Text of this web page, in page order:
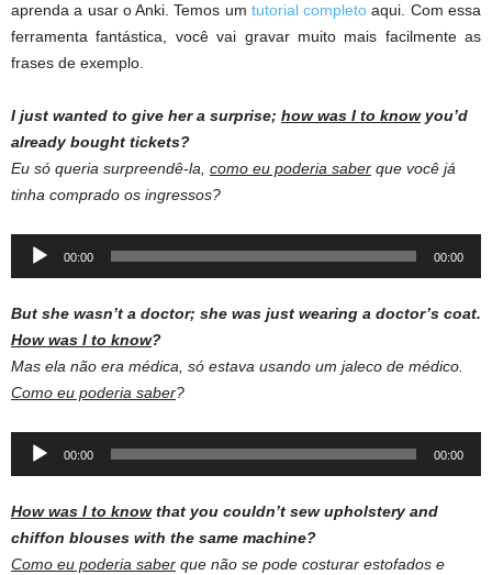
aprenda a usar o Anki. Temos um tutorial completo aqui. Com essa
ferramenta fantástica, você vai gravar muito mais facilmente as
frases de exemplo.
I just wanted to give her a surprise; how was I to knowyou’d
already bought tickets?
Eu só queria surpreendê-la, como eu poderia saber que você já
tinha comprado os ingressos?
Audio
00:00 00:00
But she wasn’t a doctor; she was just wearing a doctor’s coat.
How was I to know?
Mas ela não era médica, só estava usando um jaleco de médico.
Como eu poderia saber?
Audio
00:00 00:00
How was I to knowthat you couldn’t sew upholstery and
chiffon blouses with the same machine?
Como eu poderia saber que não se pode costurar estofados e